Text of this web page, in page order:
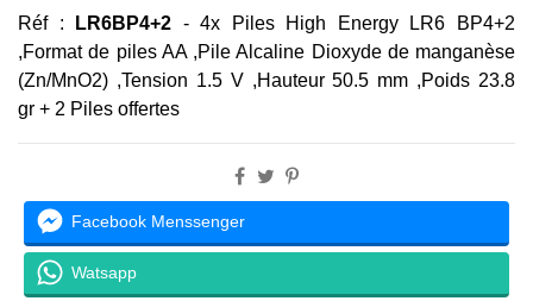
Réf : LR6BP4+2 - 4x Piles High Energy LR6 BP4+2
,Format de piles AA ,Pile Alcaline Dioxyde de manganèse
(Zn/MnO2) ,Tension 1.5 V ,Hauteur 50.5 mm ,Poids 23.8
gr + 2 Piles offertes
Facebook Menssenger
Watsapp